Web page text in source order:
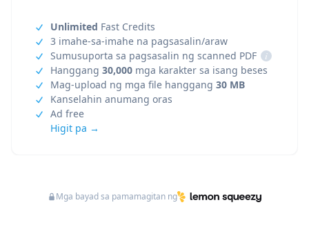
Unlimited Fast Credits
3 imahe-sa-imahe na pagsasalin/araw
Sumusuporta sa pagsasalin ng scanned PDF
i
Hanggang 30,000 mga karakter sa isang beses
Mag-upload ng mga file hanggang 30 MB
Kanselahin anumang oras
Ad free
Higit pa →
Mga bayad sa pamamagitan ng